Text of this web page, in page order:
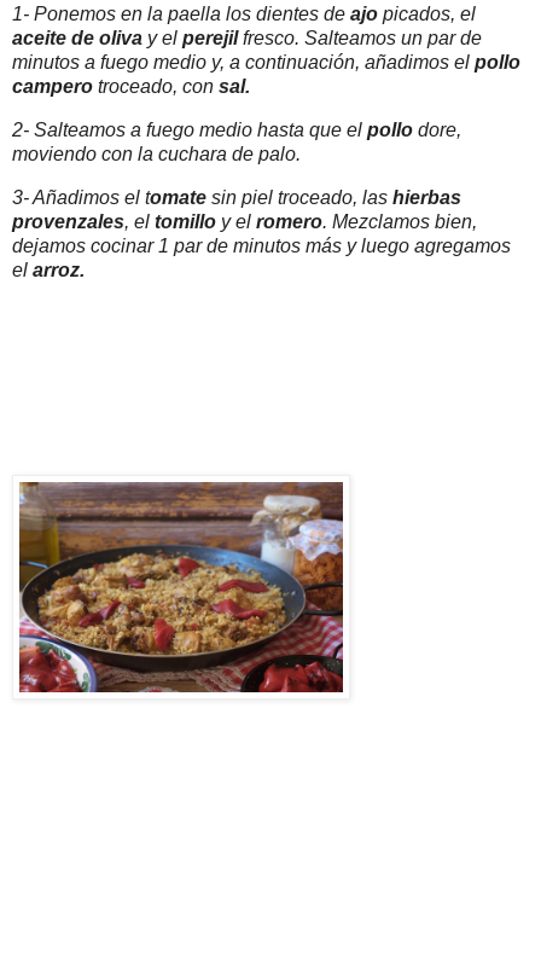
1- Ponemos en la paella los dientes de ajo picados, el
aceite de oliva y el perejilfresco. Salteamos un par de
minutos a fuego medio y, a continuación, añadimos el pollo
campero troceado, con sal.
2- Salteamos a fuego medio hasta que el pollo dore,
moviendo con la cuchara de palo.
3- Añadimos el tomate sin piel troceado, las hierbas
provenzales, el tomillo y el romero. Mezclamos bien,
dejamos cocinar 1 par de minutos más y luego agregamos
el arroz.